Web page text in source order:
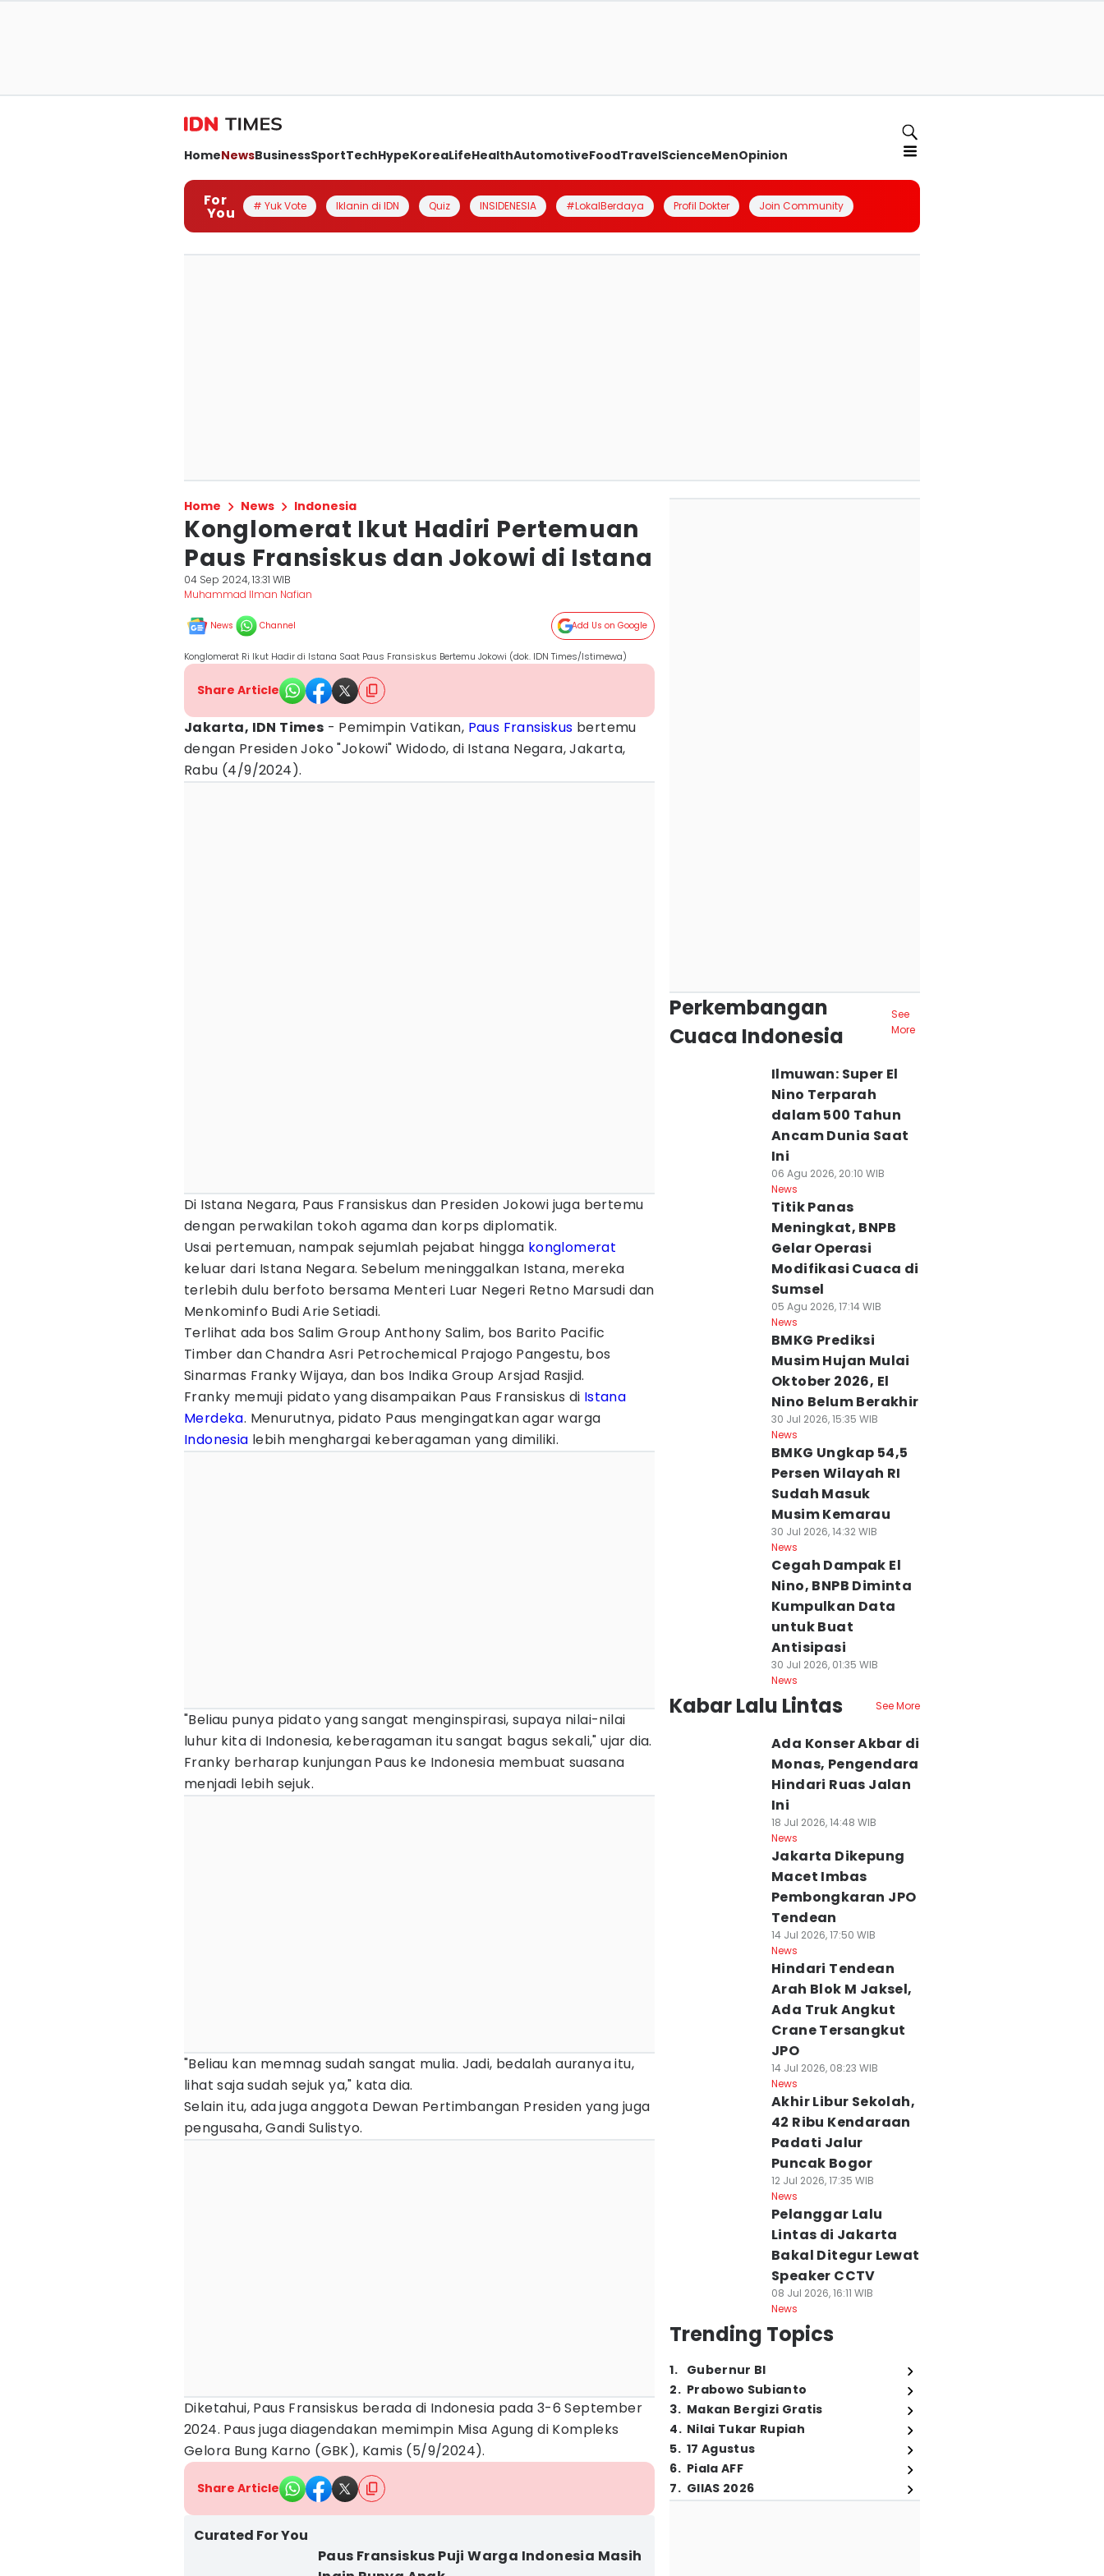
HomeNewsBusinessSportTechHypeKoreaLifeHealthAutomotiveFoodTravelScienceMenOpinion
For
You # Yuk Vote Iklanin di IDN Quiz INSIDENESIA #LokalBerdaya Profil Dokter Join Community
Home News Indonesia
Konglomerat Ikut Hadiri Pertemuan
Paus Fransiskus dan Jokowi di Istana
04 Sep 2024, 13:31 WIB
Muhammad Ilman Nafian
News Channel Add Us on Google
Konglomerat Ri Ikut Hadir di Istana Saat Paus Fransiskus Bertemu Jokowi (dok. IDN Times/Istimewa)
Share Article
Jakarta, IDN Times - Pemimpin Vatikan, Paus Fransiskus bertemu
dengan Presiden Joko "Jokowi" Widodo, di Istana Negara, Jakarta,
Rabu (4/9/2024).
Di Istana Negara, Paus Fransiskus dan Presiden Jokowi juga bertemu
dengan perwakilan tokoh agama dan korps diplomatik.
Usai pertemuan, nampak sejumlah pejabat hingga konglomerat
keluar dari Istana Negara. Sebelum meninggalkan Istana, mereka
terlebih dulu berfoto bersama Menteri Luar Negeri Retno Marsudi dan
Menkominfo Budi Arie Setiadi.
Terlihat ada bos Salim Group Anthony Salim, bos Barito Pacific
Timber dan Chandra Asri Petrochemical Prajogo Pangestu, bos
Sinarmas Franky Wijaya, dan bos Indika Group Arsjad Rasjid.
Franky memuji pidato yang disampaikan Paus Fransiskus di Istana
Merdeka. Menurutnya, pidato Paus mengingatkan agar warga
Indonesia lebih menghargai keberagaman yang dimiliki.
"Beliau punya pidato yang sangat menginspirasi, supaya nilai-nilai
luhur kita di Indonesia, keberagaman itu sangat bagus sekali," ujar dia.
Franky berharap kunjungan Paus ke Indonesia membuat suasana
menjadi lebih sejuk.
"Beliau kan memnag sudah sangat mulia. Jadi, bedalah auranya itu,
lihat saja sudah sejuk ya," kata dia.
Selain itu, ada juga anggota Dewan Pertimbangan Presiden yang juga
pengusaha, Gandi Sulistyo.
Diketahui, Paus Fransiskus berada di Indonesia pada 3-6 September
2024. Paus juga diagendakan memimpin Misa Agung di Kompleks
Gelora Bung Karno (GBK), Kamis (5/9/2024).
Share Article
Curated For You
Paus Fransiskus Puji Warga Indonesia Masih
Perkembangan
Cuaca Indonesia
See
More
Ilmuwan: Super El
Nino Terparah
dalam 500 Tahun
Ancam Dunia Saat
Ini
06 Agu 2026, 20:10 WIB
News
Titik Panas
Meningkat, BNPB
Gelar Operasi
Modifikasi Cuaca di
Sumsel
05 Agu 2026, 17:14 WIB
News
BMKG Prediksi
Musim Hujan Mulai
Oktober 2026, El
Nino Belum Berakhir
30 Jul 2026, 15:35 WIB
News
BMKG Ungkap 54,5
Persen Wilayah RI
Sudah Masuk
Musim Kemarau
30 Jul 2026, 14:32 WIB
News
Cegah Dampak El
Nino, BNPB Diminta
Kumpulkan Data
untuk Buat
Antisipasi
30 Jul 2026, 01:35 WIB
News
Kabar Lalu Lintas See More
Ada Konser Akbar di
Monas, Pengendara
Hindari Ruas Jalan
Ini
18 Jul 2026, 14:48 WIB
News
Jakarta Dikepung
Macet Imbas
Pembongkaran JPO
Tendean
14 Jul 2026, 17:50 WIB
News
Hindari Tendean
Arah Blok M Jaksel,
Ada Truk Angkut
Crane Tersangkut
JPO
14 Jul 2026, 08:23 WIB
News
Akhir Libur Sekolah,
42 Ribu Kendaraan
Padati Jalur
Puncak Bogor
12 Jul 2026, 17:35 WIB
News
Pelanggar Lalu
Lintas di Jakarta
Bakal Ditegur Lewat
Speaker CCTV
08 Jul 2026, 16:11 WIB
News
Trending Topics
1. Gubernur BI
2. Prabowo Subianto
3. Makan Bergizi Gratis
4. Nilai Tukar Rupiah
5. 17 Agustus
6. Piala AFF
7. GIIAS 2026